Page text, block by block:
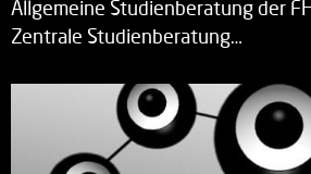
Allgemeine Studienberatung der
Zentrale Studienberatung…